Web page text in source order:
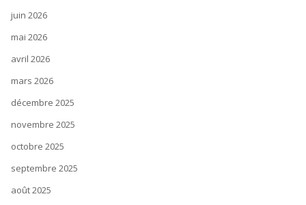
juin 2026
mai 2026
avril 2026
mars 2026
décembre 2025
novembre 2025
octobre 2025
septembre 2025
août 2025